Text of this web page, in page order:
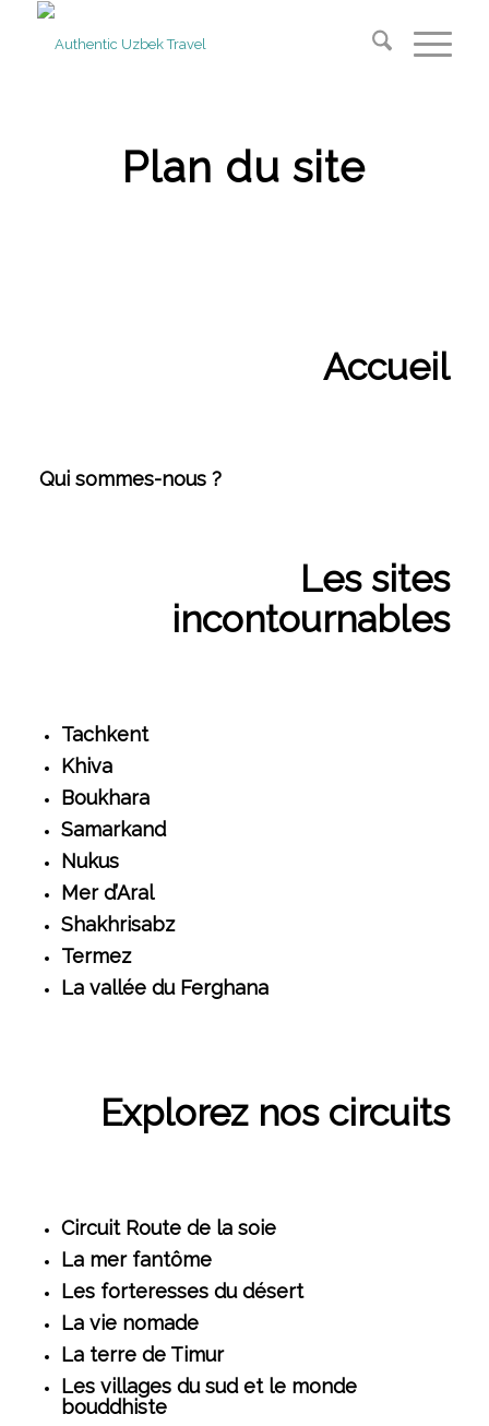
Plan du site
Accueil
Qui sommes-nous ?
Les sites
incontournables
Tachkent
Khiva
Boukhara
Samarkand
Nukus
Mer d’Aral
Shakhrisabz
Termez
La vallée du Ferghana
Explorez nos circuits
Circuit Route de la soie
La mer fantôme
Les forteresses du désert
La vie nomade
La terre de Timur
Les villages du sud et le monde
bouddhiste